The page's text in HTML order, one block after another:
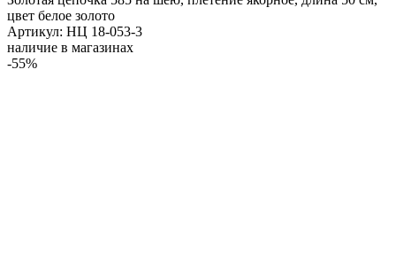
цвет белое золото
Артикул: НЦ 18-053-3
наличие в магазинах
-55%